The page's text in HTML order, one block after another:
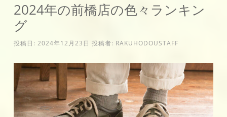
ッ
プ
2024年の前橋店の色々ランキン
グ
投稿日: 2024年12月23日 投稿者: RAKUHODOUSTAFF